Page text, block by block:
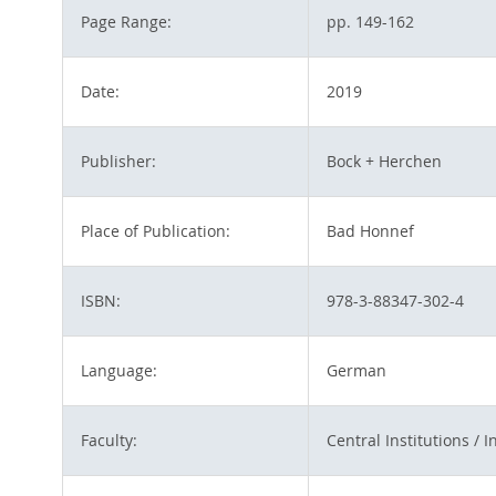
Page Range: pp. 149-162
Date: 2019
Publisher: Bock + Herchen
Place of Publication: Bad Honnef
ISBN: 978-3-88347-302-4
Language: German
Faculty: Central Institutions /